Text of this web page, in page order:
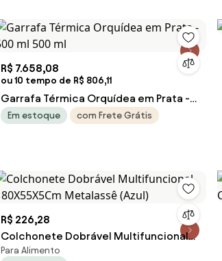
R$ 7.658,08
ou 10 tempo de R$ 806,11
Garrafa Térmica Orquídea em Prata -
500 ml 500 ml
Em estoque com Frete Grátis
R$ 226,28
Colchonete Dobrável Multifuncional
180X55X5Cm Metalassê (Azul)
Para Alimento